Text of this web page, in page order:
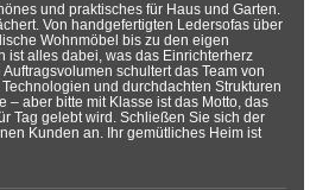
und praktisches für Haus und Garten.
Von handgefertigten Ledersofas über
Wohnmöbel bis zu den eigen
ist alles dabei, was das Einrichterherz
schultert das Team von
und durchdachten Strukturen
– aber bitte mit Klasse ist das Motto, das
Tag gelebt wird. Schließen Sie sich der
Kunden an. Ihr gemütliches Heim ist